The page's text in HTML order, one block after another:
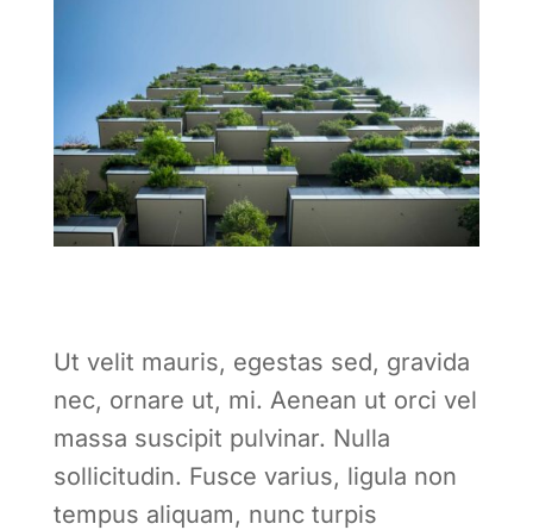
Ut velit mauris, egestas sed, gravida
nec, ornare ut, mi. Aenean ut orci vel
massa suscipit pulvinar. Nulla
sollicitudin. Fusce varius, ligula non
tempus aliquam, nunc turpis